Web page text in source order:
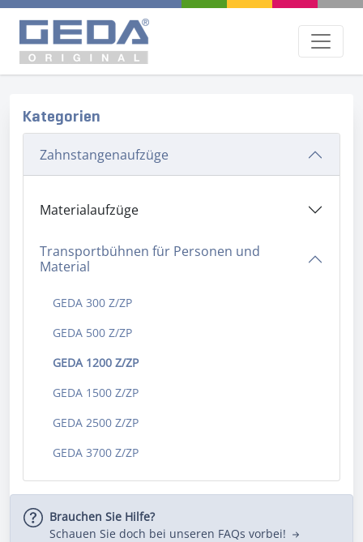
Kategorien
Zahnstangenaufzüge
Materialaufzüge
Transportbühnen für Personen und
Material
GEDA 300 Z/ZP
GEDA 500 Z/ZP
GEDA 1200 Z/ZP
GEDA 1500 Z/ZP
GEDA 2500 Z/ZP
GEDA 3700 Z/ZP
Brauchen Sie Hilfe?
Schauen Sie doch bei unseren FAQs vorbei!